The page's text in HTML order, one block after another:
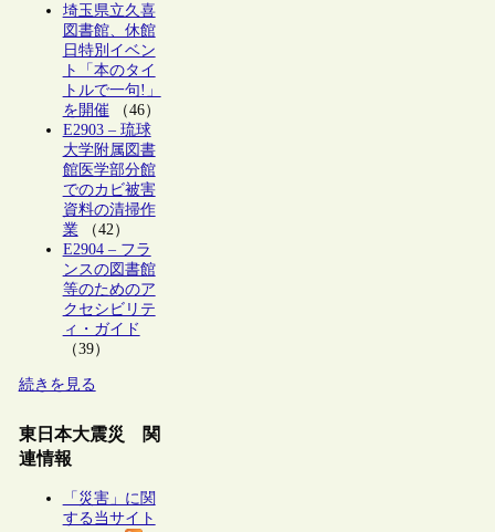
埼玉県立久喜
図書館、休館
日特別イベン
ト「本のタイ
トルで一句!」
を開催（46）
E2903 – 琉球
大学附属図書
館医学部分館
でのカビ被害
資料の清掃作
業（42）
E2904 – フラ
ンスの図書館
等のためのア
クセシビリテ
ィ・ガイド
（39）
続きを見る
東日本大震災 関
連情報
「災害」に関
する当サイト